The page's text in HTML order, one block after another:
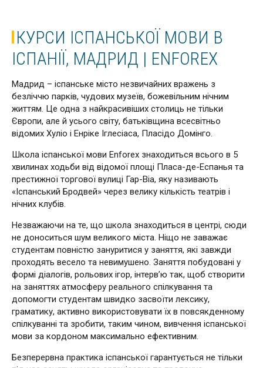
КУРСИ ІСПАНСЬКОЇ МОВИ В
ІСПАНІЇ, МАДРИД | ENFOREX
Мадрид – іспанське місто незвичайних вражень з
безліччю парків, чудових музеїв, божевільним нічним
життям. Це одна з найкрасивіших столиць не тільки
Європи, але й усього світу, батьківщина всесвітньо
відомих Хуліо і Енріке Іглесіаса, Пласідо Домінго.
Школа іспанської мови Enforex знаходиться всього в 5
хвилинах ходьби від відомої площі Пласа-де-Еспанья та
престижної торгової вулиці Гар-Віа, яку називають
«Іспанський Бродвей» через велику кількість театрів і
нічних клубів.
Незважаючи на те, що школа знаходиться в центрі, сюди
не доноситься шум великого міста. Ніщо не заважає
студентам повністю зануритися у заняття, які завжди
проходять весело та невимушено. Заняття побудовані у
формі діалогів, рольових ігор, інтерв’ю так, щоб створити
на заняттях атмосферу реального спілкування та
допомогти студентам швидко засвоїти лексику,
граматику, активно використовувати їх в повсякденному
спілкуванні та зробити, таким чином, вивчення іспанської
мови за кордоном максимально ефективним.
Безперервна практика іспанської гарантується не тільки